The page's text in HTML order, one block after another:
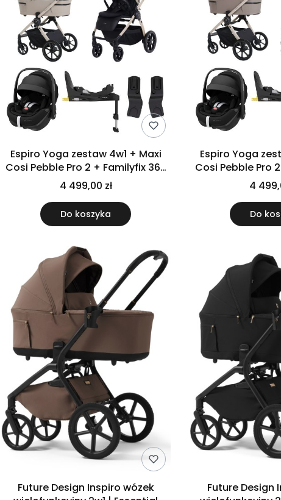
Espiro Yoga zestaw 4w1 + Maxi
Cosi Pebble Pro 2 + Familyfix 360
Pro | 219 Assana Lotos
4 499,00 zł
Do koszyka
Espiro Yoga zestaw 4w1
Cosi Pebble Pro
Pro | 229
4
Do
Future Design Inspiro wózek
Future Design